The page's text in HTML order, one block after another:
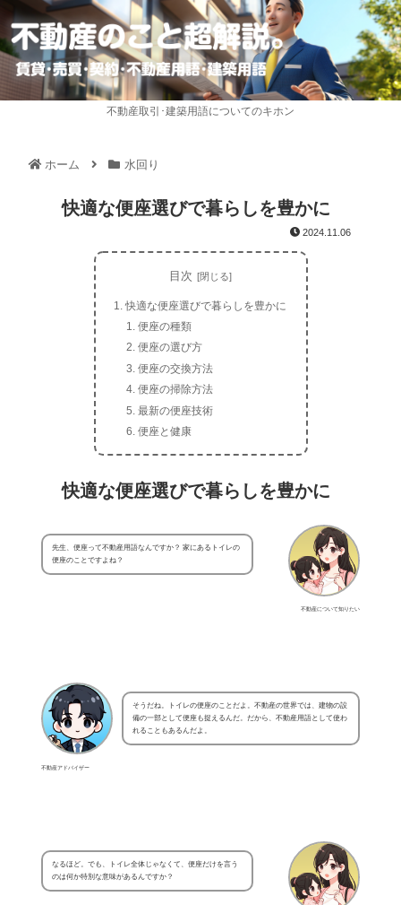
不動産取引･建築用語についてのキホン
ホーム 水回り
快適な便座選びで暮らしを豊かに
2024.11.06
目次
快適な便座選びで暮らしを豊かに
便座の種類
便座の選び方
便座の交換方法
便座の掃除方法
最新の便座技術
便座と健康
快適な便座選びで暮らしを豊かに
不動産について知りたい
先生、便座って不動産用語なんですか？ 家にあるトイレの
便座のことですよね？
不動産アドバイザー
そうだね。トイレの便座のことだよ。不動産の世界では、建物の設
備の一部として便座も捉えるんだ。だから、不動産用語として使わ
れることもあるんだよ。
なるほど。でも、トイレ全体じゃなくて、便座だけを言う
のは何か特別な意味があるんですか？